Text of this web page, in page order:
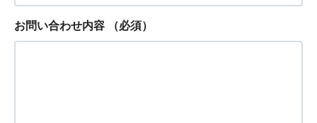
お問い合わせ内容 （必須）